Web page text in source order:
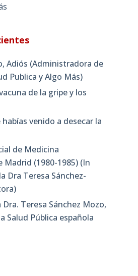
Adiós (Administradora de
Publica y Algo Más)
de la gripe y los
venido a desecar la
de Medicina
Madrid (1980-1985) (In
Dra Teresa Sánchez-
Teresa Sánchez Mozo,
Salud Pública española